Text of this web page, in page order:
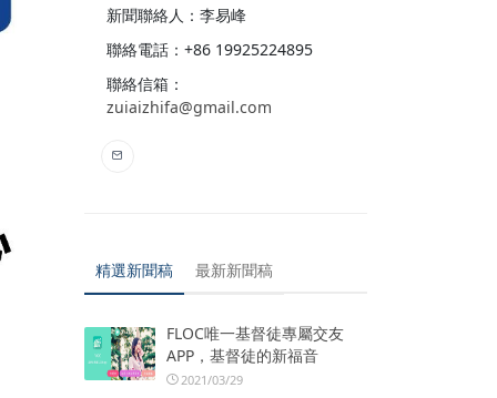
新聞聯絡人：李易峰
聯絡電話：+86 19925224895
聯絡信箱：
zuiaizhifa@gmail.com
精選新聞稿 最新新聞稿
FLOC唯一基督徒專屬交友
APP，基督徒的新福音
2021/03/29